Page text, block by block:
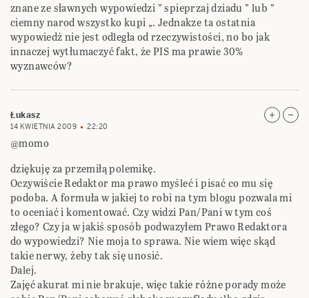
znane ze sławnych wypowiedzi ” spieprzaj dziadu ” lub ”
ciemny narod wszystko kupi „. Jednakze ta ostatnia
wypowiedż nie jest odległa od rzeczywistości, no bo jak
innaczej wytłumaczyć fakt, że PIS ma prawie 30%
wyznawców?
Łukasz
14 KWIETNIA 2009 22:20
@momo
dziękuję za przemiłą polemikę.
Oczywiście Redaktor ma prawo myśleć i pisać co mu się
podoba. A formuła w jakiej to robi na tym blogu pozwala mi
to oceniać i komentować. Czy widzi Pan/Pani w tym coś
złego? Czy ja w jakiś sposób podwazyłem Prawo Redaktora
do wypowiedzi? Nie moja to sprawa. Nie wiem więc skąd
takie nerwy, żeby tak się unosić.
Dalej.
Zajęć akurat mi nie brakuje, więc takie różne porady może